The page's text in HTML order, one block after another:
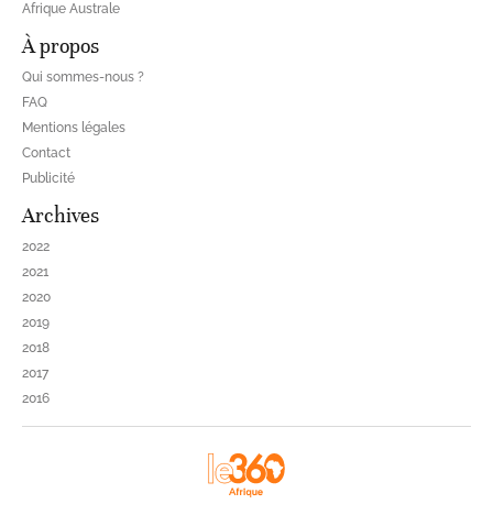
Afrique Australe
À propos
Qui sommes-nous ?
FAQ
Mentions légales
Contact
Publicité
Archives
2022
2021
2020
2019
2018
2017
2016